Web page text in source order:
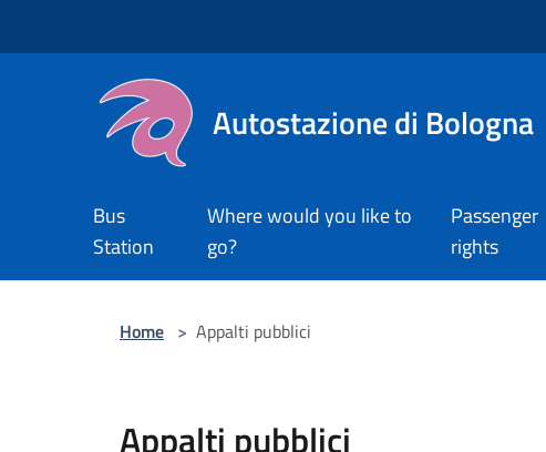
Autostazione di Bologna
Bus
Station
Where would you like to
go?
Passenger
rights
Home > Appalti pubblici
Appalti pubblici